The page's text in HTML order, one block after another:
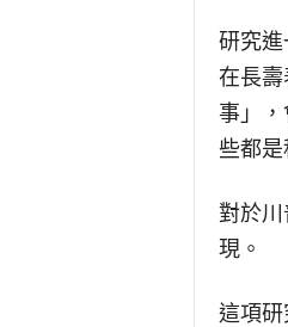
研究
在長
事」
些都
對於
現。
這項